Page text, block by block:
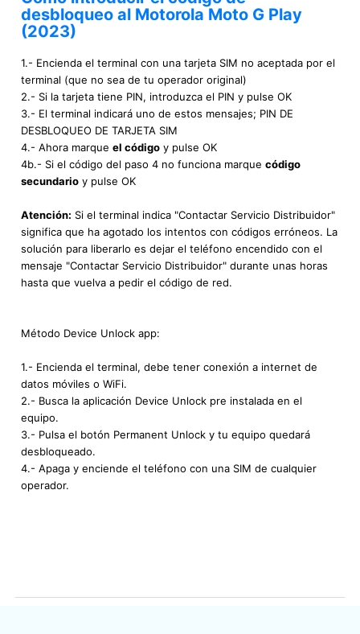
desbloqueo al Motorola Moto G Play
(2023)
1.- Encienda el terminal con una tarjeta SIM no aceptada por el
terminal (que no sea de tu operador original)
2.- Si la tarjeta tiene PIN, introduzca el PIN y pulse OK
3.- El terminal indicará uno de estos mensajes; PIN DE
DESBLOQUEO DE TARJETA SIM
4.- Ahora marque el código y pulse OK
4b.- Si el código del paso 4 no funciona marque código
secundario y pulse OK
Atención: Si el terminal indica "Contactar Servicio Distribuidor"
significa que ha agotado los intentos con códigos erróneos. La
solución para liberarlo es dejar el teléfono encendido con el
mensaje "Contactar Servicio Distribuidor" durante unas horas
hasta que vuelva a pedir el código de red.
Método Device Unlock app:
1.- Encienda el terminal, debe tener conexión a internet de
datos móviles o WiFi.
2.- Busca la aplicación Device Unlock pre instalada en el
equipo.
3.- Pulsa el botón Permanent Unlock y tu equipo quedará
desbloqueado.
4.- Apaga y enciende el teléfono con una SIM de cualquier
operador.